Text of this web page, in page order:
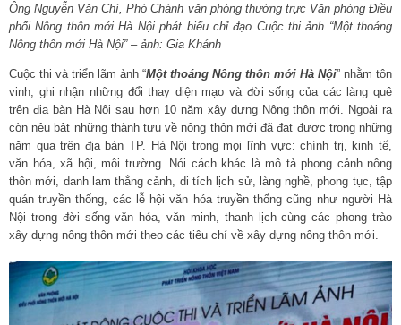
Ông Nguyễn Văn Chí, Phó Chánh văn phòng thường trực Văn phòng Điều
phối Nông thôn mới Hà Nội phát biểu chỉ đạo Cuộc thi ảnh “Một thoáng
Nông thôn mới Hà Nội” – ảnh: Gia Khánh
Cuộc thi và triển lãm ảnh “Một thoáng Nông thôn mới Hà Nội” nhằm tôn
vinh, ghi nhận những đổi thay diện mạo và đời sống của các làng quê
trên địa bàn Hà Nội sau hơn 10 năm xây dựng Nông thôn mới. Ngoài ra
còn nêu bật những thành tựu về nông thôn mới đã đạt được trong những
năm qua trên địa bàn TP. Hà Nội trong mọi lĩnh vực: chính trị, kinh tế,
văn hóa, xã hội, môi trường. Nói cách khác là mô tả phong cảnh nông
thôn mới, danh lam thắng cảnh, di tích lịch sử, làng nghề, phong tục, tập
quán truyền thống, các lễ hội văn hóa truyền thống cũng như người Hà
Nội trong đời sống văn hóa, văn minh, thanh lịch cùng các phong trào
xây dựng nông thôn mới theo các tiêu chí về xây dựng nông thôn mới.